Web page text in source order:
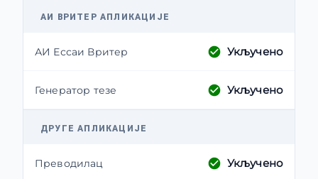
АИ ВРИТЕР АПЛИКАЦИЈЕ
АИ Ессаи Вритер Укључено
Генератор тезе Укључено
ДРУГЕ АПЛИКАЦИЈЕ
Преводилац Укључено